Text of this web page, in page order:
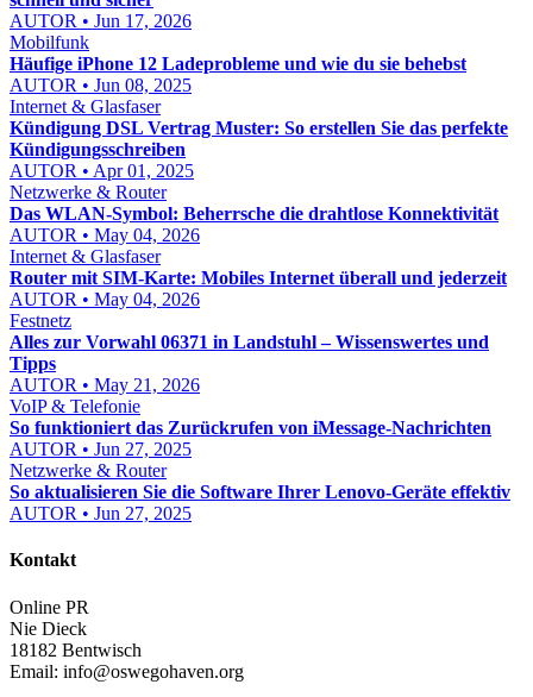
AUTOR • Jun 17, 2026
Mobilfunk
Häufige iPhone 12 Ladeprobleme und wie du sie behebst
AUTOR • Jun 08, 2025
Internet & Glasfaser
Kündigung DSL Vertrag Muster: So erstellen Sie das perfekte
Kündigungsschreiben
AUTOR • Apr 01, 2025
Netzwerke & Router
Das WLAN-Symbol: Beherrsche die drahtlose Konnektivität
AUTOR • May 04, 2026
Internet & Glasfaser
Router mit SIM-Karte: Mobiles Internet überall und jederzeit
AUTOR • May 04, 2026
Festnetz
Alles zur Vorwahl 06371 in Landstuhl – Wissenswertes und
Tipps
AUTOR • May 21, 2026
VoIP & Telefonie
So funktioniert das Zurückrufen von iMessage-Nachrichten
AUTOR • Jun 27, 2025
Netzwerke & Router
So aktualisieren Sie die Software Ihrer Lenovo-Geräte effektiv
AUTOR • Jun 27, 2025
Kontakt
Online PR
Nie Dieck
18182 Bentwisch
Email: info@oswegohaven.org